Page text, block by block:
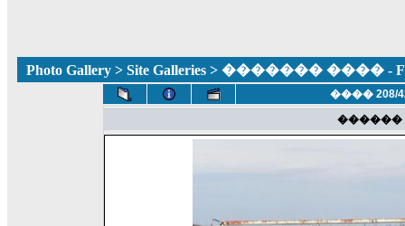
Photo Gallery > Site Galleries > ������� ���� -
���� 208/
������